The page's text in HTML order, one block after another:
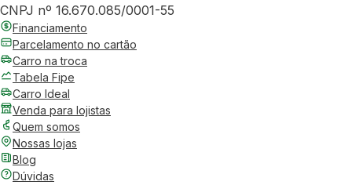
CNPJ nº 16.670.085/0001-55
Financiamento
Parcelamento no cartão
Carro na troca
Tabela Fipe
Carro Ideal
Venda para lojistas
Quem somos
Nossas lojas
Blog
Dúvidas